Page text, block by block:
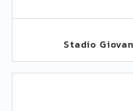
Stadio